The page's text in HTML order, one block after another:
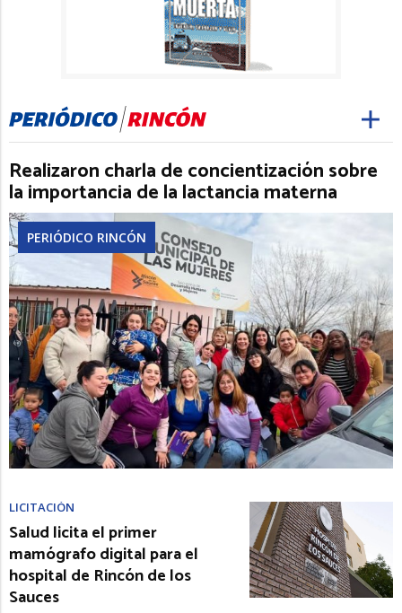
Realizaron charla de concientización sobre
la importancia de la lactancia materna
PERIÓDICO RINCÓN
LICITACIÓN
Salud licita el primer
mamógrafo digital para el
hospital de Rincón de los
Sauces